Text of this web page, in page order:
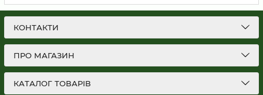
КОНТАКТИ
ПРО МАГАЗИН
КАТАЛОГ ТОВАРІВ